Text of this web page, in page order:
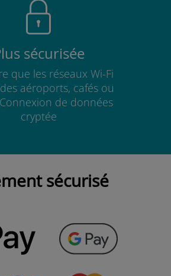
sécurisée
que les réseaux Wi-Fi
aéroports, cafés ou
de données
cryptée
sécurisé